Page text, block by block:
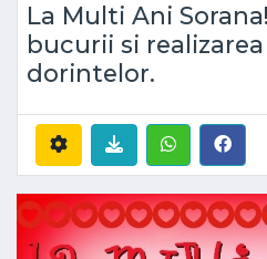
La Multi Ani
bucurii si
dorintelor.